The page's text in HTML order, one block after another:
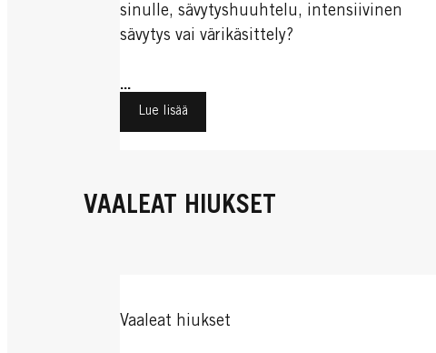
sinulle, sävytyshuuhtelu, intensiivinen
sävytys vai värikäsittely?
...
Lue lisää
VAALEAT HIUKSET
Vaaleat hiukset